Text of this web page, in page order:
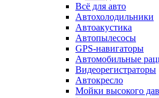
Всё для авто
Автохолодильники
Автоакустика
Автопылесосы
GPS-навигаторы
Автомобильные
Видеорегистраторы
Автокресло
Мойки высокого